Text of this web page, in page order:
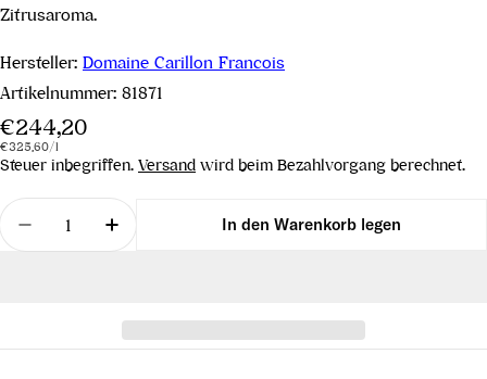
Zitrusaroma.
Hersteller: Domaine Carillon Francois
Artikelnummer: 81871
Regulärer
Preis
€244,20
Stückpreis
€325,60/pro
l
Steuer inbegriffen. Versand wird beim Bezahlvorgang berechnet.
Menge
Menge für Puligny Montrachet 1er Cru Les
Menge für Puligny Montrachet 1er Cru
In den Warenkorb legen